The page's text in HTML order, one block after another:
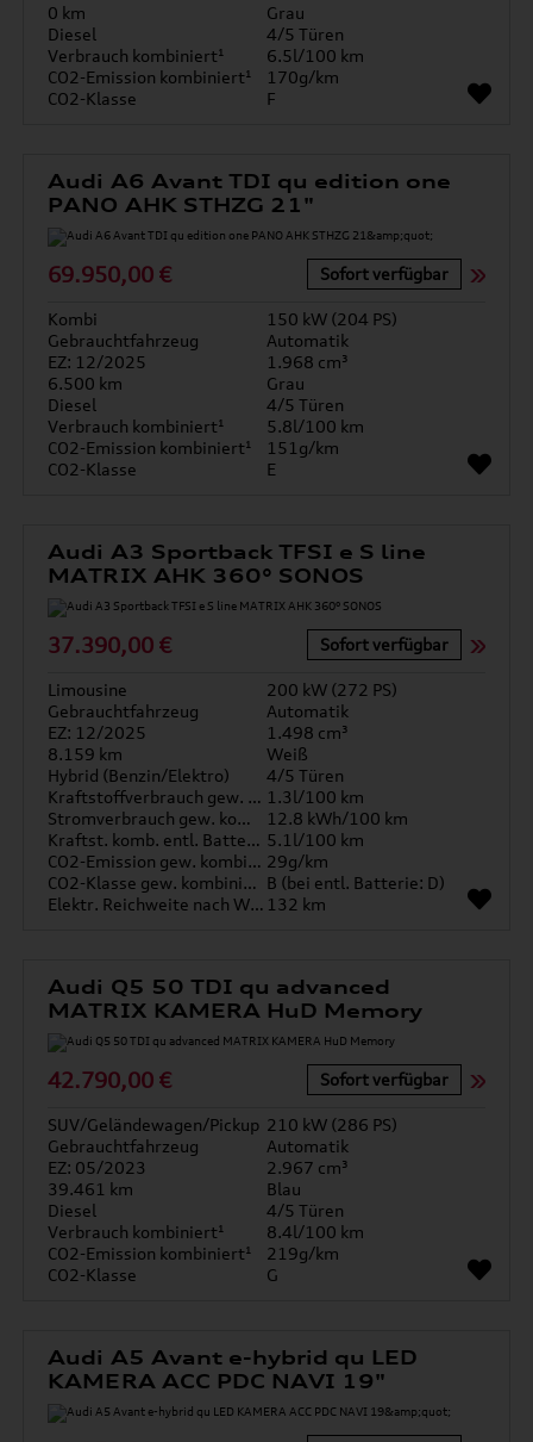
0 km
Grau
Diesel
4/5 Türen
Verbrauch kombiniert¹
6.5l/100 km
CO2-Emission kombiniert¹
170g/km
CO2-Klasse
F
Audi A6 Avant TDI qu edition one
PANO AHK STHZG 21"
69.950,00 € Sofort verfügbar
Kombi
150 kW (204 PS)
Gebrauchtfahrzeug
Automatik
EZ: 12/2025
1.968 cm³
6.500 km
Grau
Diesel
4/5 Türen
Verbrauch kombiniert¹
5.8l/100 km
CO2-Emission kombiniert¹
151g/km
CO2-Klasse
E
Audi A3 Sportback TFSI e S line
MATRIX AHK 360° SONOS
37.390,00 € Sofort verfügbar
Limousine
200 kW (272 PS)
Gebrauchtfahrzeug
Automatik
EZ: 12/2025
1.498 cm³
8.159 km
Weiß
Hybrid (Benzin/Elektro)
4/5 Türen
Kraftstoffverbrauch gew. kombiniert 1.3l/100 km
Stromverbrauch gew. kombiniert
12.8 kWh/100 km
Kraftst. komb. entl. Batterie 5.1l/100 km
CO2-Emission gew. kombiniert 29g/km
CO2-Klasse gew. kombiniert B (bei entl. Batterie: D)
Elektr. Reichweite nach WLTP* 132 km
Audi Q5 50 TDI qu advanced
MATRIX KAMERA HuD Memory
42.790,00 € Sofort verfügbar
SUV/Geländewagen/Pickup 210 kW (286 PS)
Gebrauchtfahrzeug
Automatik
EZ: 05/2023
2.967 cm³
39.461 km
Blau
Diesel
4/5 Türen
Verbrauch kombiniert¹
8.4l/100 km
CO2-Emission kombiniert¹
219g/km
CO2-Klasse
G
Audi A5 Avant e-hybrid qu LED
KAMERA ACC PDC NAVI 19"